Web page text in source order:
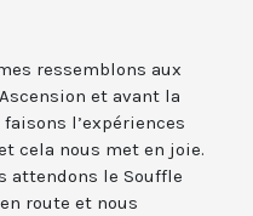
ressemblons aux
et avant la
l’expériences
cela nous met en joie.
attendons le Souffle
route et nous